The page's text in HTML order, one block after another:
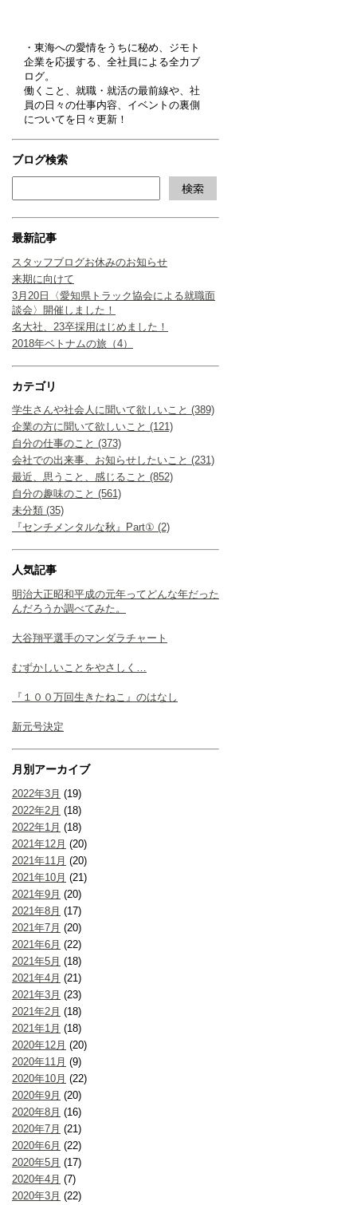
・東海への愛情をうちに秘め、ジモト
企業を応援する、全社員による全力ブ
ログ。
働くこと、就職・就活の最前線や、社
員の日々の仕事内容、イベントの裏側
についてを日々更新！
ブログ検索
最新記事
スタッフブログお休みのお知らせ
来期に向けて
3月20日〈愛知県トラック協会による就職面
談会〉開催しました！
名大社、23卒採用はじめました！
2018年ベトナムの旅（4）
カテゴリ
学生さんや社会人に聞いて欲しいこと (389)
企業の方に聞いて欲しいこと (121)
自分の仕事のこと (373)
会社での出来事、お知らせしたいこと (231)
最近、思うこと、感じること (852)
自分の趣味のこと (561)
未分類 (35)
『センチメンタルな秋』Part① (2)
人気記事
明治大正昭和平成の元年ってどんな年だった
んだろうか調べてみた。
大谷翔平選手のマンダラチャート
むずかしいことをやさしく…
『１００万回生きたねこ』のはなし
新元号決定
月別アーカイブ
2022年3月 (19)
2022年2月 (18)
2022年1月 (18)
2021年12月 (20)
2021年11月 (20)
2021年10月 (21)
2021年9月 (20)
2021年8月 (17)
2021年7月 (20)
2021年6月 (22)
2021年5月 (18)
2021年4月 (21)
2021年3月 (23)
2021年2月 (18)
2021年1月 (18)
2020年12月 (20)
2020年11月 (9)
2020年10月 (22)
2020年9月 (20)
2020年8月 (16)
2020年7月 (21)
2020年6月 (22)
2020年5月 (17)
2020年4月 (7)
2020年3月 (22)